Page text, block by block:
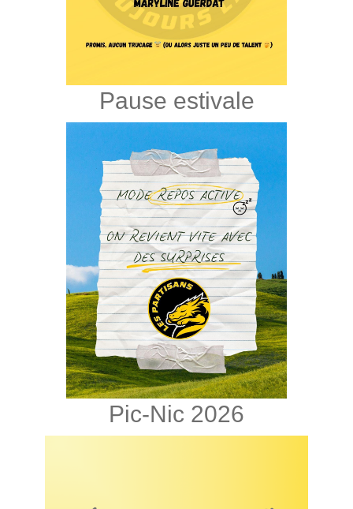
Pause estivale
Pic-Nic 2026